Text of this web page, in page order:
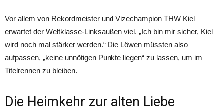
Vor allem von Rekordmeister und Vizechampion THW Kiel
erwartet der Weltklasse-Linksaußen viel. „Ich bin mir sicher, Kiel
wird noch mal stärker werden.“ Die Löwen müssten also
aufpassen, „keine unnötigen Punkte liegen“ zu lassen, um im
Titelrennen zu bleiben.
Die Heimkehr zur alten Liebe